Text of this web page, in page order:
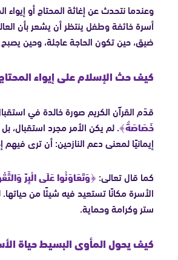
وعندما نتحدث عن إغاثة المحتاج أو
أسرة خائفة وطفل ينتظر أن يشعر بأن
ضيق، حين تكون الحاجة عاجلة، وحين
كيف حث الإسلام على إيواء
قدّم القرآن الكريم صورة خالدة في
خَصَاصَةٌ﴾. لم يكن الأمر مجرد استقبال،
إيمانيًا لمعنى دعم النازحين: أن ترى فيهم
كما قال تعالى:﴿وَتَعَاوَنُوا عَلَى الْبِرِّ
الأسرة مكانًا تستعيد فيه شيئًا من
ستر وكرامة وحماية.
كيف يحول المأوى البسيط حياة